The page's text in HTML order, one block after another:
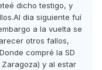
dicho testigo, y
dia siguiente fuí
a la vuelta se
otros fallos,
compré la SD
y al estar